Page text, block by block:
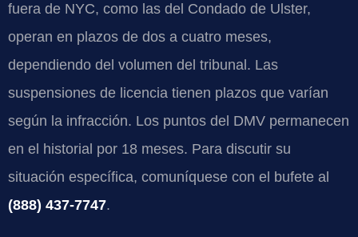
fuera de NYC, como las del Condado de Ulster,
operan en plazos de dos a cuatro meses,
dependiendo del volumen del tribunal. Las
suspensiones de licencia tienen plazos que varían
según la infracción. Los puntos del DMV permanecen
en el historial por 18 meses. Para discutir su
situación específica, comuníquese con el bufete al
(888) 437-7747.